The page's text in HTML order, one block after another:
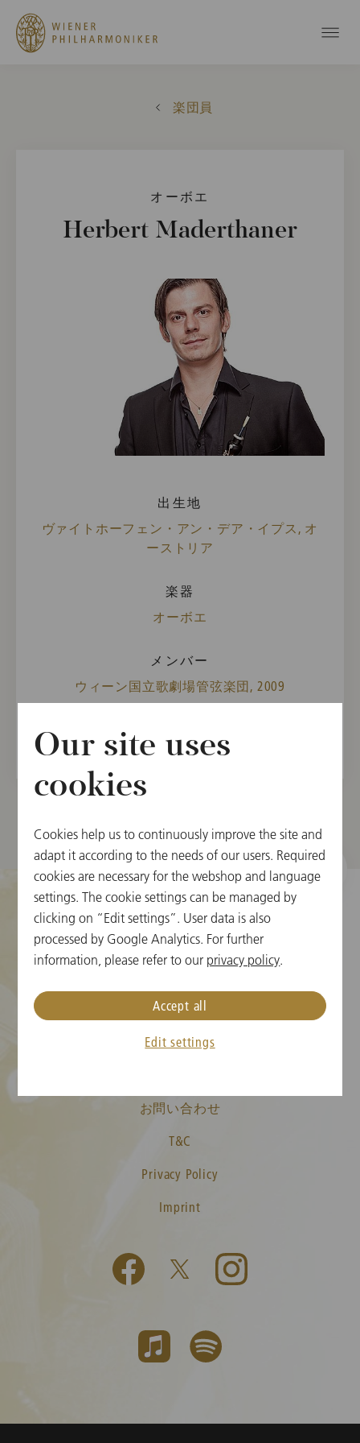
楽団員
オーボエ
Herbert Maderthaner
出生地
ヴァイトホーフェン・アン・デア・イプス, オ
ーストリア
楽器
オーボエ
メンバー
ウィーン国立歌劇場管弦楽団, 2009
クッキーの設定
ニューイヤーコンサート FAQ
メディア
お問い合わせ
T&C
Privacy Policy
Imprint
Our site uses
cookies
Cookies help us to continuously improve the site and
adapt it according to the needs of our users. Required
cookies are necessary for the webshop and language
settings. The cookie settings can be managed by
clicking on “Edit settings”. User data is also
processed by Google Analytics. For further
information, please refer to our privacy policy.
Edit settings
Accept all